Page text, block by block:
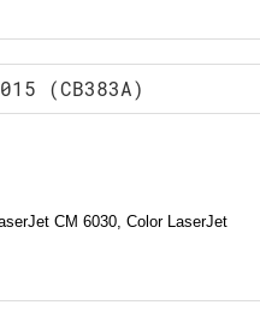
(CB383A)
CM 6030, Color LaserJet